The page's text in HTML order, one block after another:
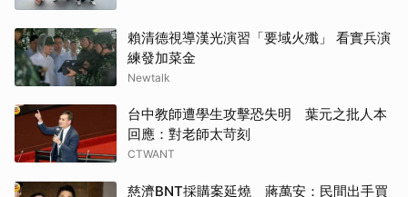
賴清德視導漢光演習「要域火殲」 看實兵演
練發加菜金
Newtalk
台中教師遭學生攻擊恐失明 葉元之批人本
回應：對老師太苛刻
CTWANT
慈濟BNT採購案延燒 蔣萬安：民間出手買